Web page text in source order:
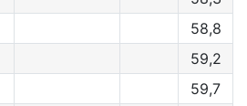
58,8
59,2
59,7